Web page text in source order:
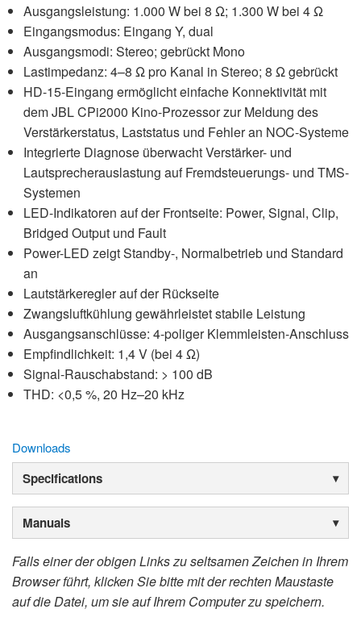
Ausgangsleistung: 1.000 W bei 8 Ω; 1.300 W bei 4 Ω
Eingangsmodus: Eingang Y, dual
Ausgangsmodi: Stereo; gebrückt Mono
Lastimpedanz: 4–8 Ω pro Kanal in Stereo; 8 Ω gebrückt
HD-15-Eingang ermöglicht einfache Konnektivität mit
dem JBL CPi2000 Kino-Prozessor zur Meldung des
Verstärkerstatus, Laststatus und Fehler an NOC-Systeme
Integrierte Diagnose überwacht Verstärker- und
Lautsprecherauslastung auf Fremdsteuerungs- und TMS-
Systemen
LED-Indikatoren auf der Frontseite: Power, Signal, Clip,
Bridged Output und Fault
Power-LED zeigt Standby-, Normalbetrieb und Standard
an
Lautstärkeregler auf der Rückseite
Zwangsluftkühlung gewährleistet stabile Leistung
Ausgangsanschlüsse: 4-poliger Klemmleisten-Anschluss
Empfindlichkeit: 1,4 V (bei 4 Ω)
Signal-Rauschabstand: > 100 dB
THD: <0,5 %, 20 Hz–20 kHz
Downloads
Specifications
Manuals
Falls einer der obigen Links zu seltsamen Zeichen in Ihrem
Browser führt, klicken Sie bitte mit der rechten Maustaste
auf die Datei, um sie auf Ihrem Computer zu speichern.